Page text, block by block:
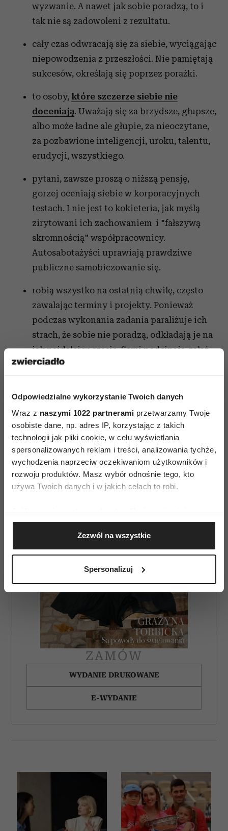
Odpowiedzialne wykorzystanie Twoich danych
Wraz z naszymi 1022 partnerami przetwarzamy Twoje
osobiste dane, np. adres IP, korzystając z takich
technologii jak pliki cookie, w celu wyświetlania
spersonalizowanych reklam i treści, analizowania tychże,
wychodzenia naprzeciw oczekiwaniom użytkowników i
rozwoju produktów. Masz wybór odnośnie tego, kto
używa Twoich danych i w jakich celach to robi.
Jeśli wyrazisz na to zgodę, chcielibyśmy również:
Gromadzić dane dotyczące Twojej lokalizacji
geograficznej z dokładnością nawet do kilku metrów
Identyfikować Twoje urządzenie, aktywnie
(fingerprinting, czyli wirtualny odcisk palca)
dane są przetwarzane oraz ustaw własne preferencje w
sekcji szczegółów. W Deklaracji plików cookie możesz
zmienić lub wycofać swoją zgodę w dowolnej chwili.
Wykorzystujemy pliki cookie do spersonalizowania treści
i reklam, aby oferować funkcje społecznościowe i
analizować ruch w naszej witrynie. Informacje o tym, jak
korzystasz z naszej witryny, udostępniamy partnerom
społecznościowym, reklamowym i analitycznym.
Partnerzy mogą połączyć te informacje z innymi danymi
otrzymanymi od Ciebie lub uzyskanymi podczas
Zezwól na wszystkie
Spersonalizuj
wyzwanie. A nawet jak sobie poradzą, to i
tak nie są zadowoleni z rezultatu.
cały czas odwracają się za siebie, wyciągając
niepowodzenia z przeszłości. Nie pamiętają
sukcesów, określają się poprzez porażki.
to osoby, które szczerze siebie nie
doceniają. Uważają się za brzydsze, głupsze,
albo może ładne ale głupie, za nieoczytane,
za pozbawione inteligencji, uroku, talentu,
erudycji, wszystkiego.
pytani, zawsze proszą o niższą pensję,
gorzej oceniają siebie w korporacyjnych
testach. I nie jest to kokieteria, jak myślą
zirytowani ich zachowaniem i "fałszywą
skromnością" współpracownicy.
Autosabotażyści uprawiają prawdziwe
publiczne samobiczowanie się.
robią wszystko na ostatnią chwilę, często
zawalając terminy i projekty. Ponieważ
podczas wykonania zadania paraliżuje ich
strach, że sobie nie poradzą, odkładają je na
jak najdalej w czasie. Sami podcinają gałąź,
na której siedzą.
AUTOPROMOCJA
ZAMÓW
WYDANIE DRUKOWANE
E-WYDANIE